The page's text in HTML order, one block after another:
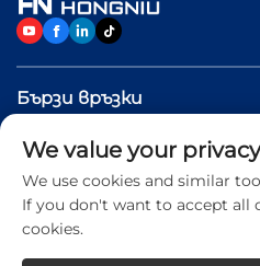
Бързи връзки
ПРОДУКТИ
Свържете се с нас
We value your privacy
We use cookies and similar
If you don't want to accept all
cookies.